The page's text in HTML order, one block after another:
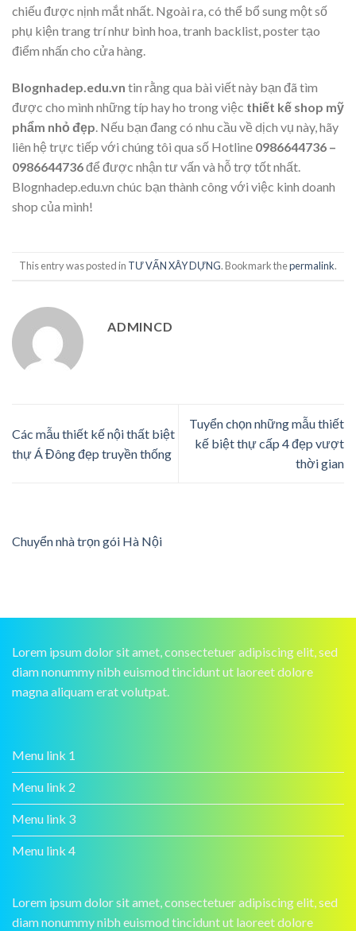
chiếu được nịnh mắt nhất. Ngoài ra, có thể bổ sung một số
phụ kiện trang trí như bình hoa, tranh backlist, poster tạo
điểm nhấn cho cửa hàng.
Blognhadep.edu.vn tin rằng qua bài viết này bạn đã tìm
được cho mình những típ hay ho trong việc thiết kế shop mỹ
phẩm nhỏ đẹp. Nếu bạn đang có nhu cầu về dịch vụ này, hãy
liên hệ trực tiếp với chúng tôi qua số Hotline 0986644736 –
0986644736để được nhận tư vấn và hỗ trợ tốt nhất.
Blognhadep.edu.vn chúc bạn thành công với việc kinh doanh
shop của mình!
This entry was posted in TƯ VẤN XÂY DỰNG. Bookmark thepermalink.
ADMINCD
Các mẫu thiết kế nội thất biệt
thự Á Đông đẹp truyền thống
Tuyển chọn những mẫu thiết
kế biệt thự cấp 4 đẹp vượt
thời gian
Chuyển nhà trọn gói Hà Nội
Lorem ipsum dolor sit amet, consectetuer adipiscing elit, sed
diam nonummy nibh euismod tincidunt ut laoreet dolore
magna aliquam erat volutpat.
Menu link 1
Menu link 2
Menu link 3
Menu link 4
Lorem ipsum dolor sit amet, consectetuer adipiscing elit, sed
diam nonummy nibh euismod tincidunt ut laoreet dolore